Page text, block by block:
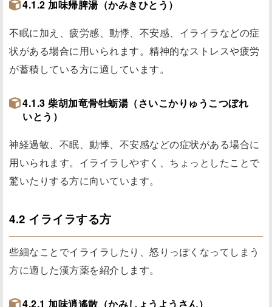
4.1.2 加味帰脾湯（かみきひとう）
不眠に加え、疲労感、動悸、不安感、イライラなどの症
状がある場合に用いられます。精神的なストレスや疲労
が蓄積している方に適しています。
4.1.3 柴胡加竜骨牡蛎湯（さいこかりゅうこつぼれ
いとう）
神経過敏、不眠、動悸、不安感などの症状がある場合に
用いられます。イライラしやすく、ちょっとしたことで
驚いたりする方に向いています。
4.2 イライラする方
些細なことでイライラしたり、怒りっぽくなってしまう
方に適した漢方薬を紹介します。
4.2.1 加味逍遙散（かみしょうようさん）